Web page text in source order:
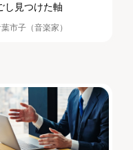
し見つけた軸
市子（音楽家）